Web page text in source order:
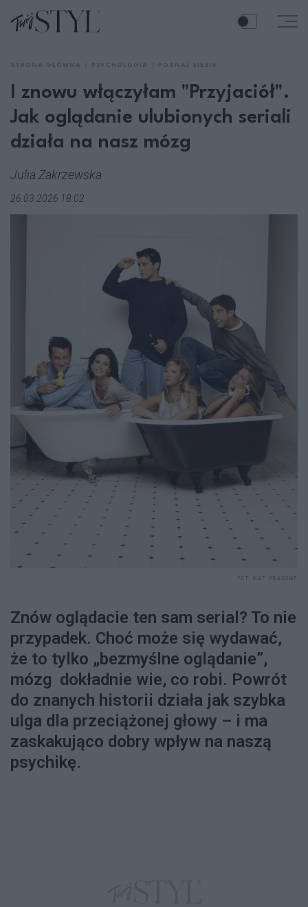
I znowu włączyłam "Przyjaciół".
Jak oglądanie ulubionych seriali
działa na nasz mózg
Julia Zakrzewska
26.03.2026 18:02
Znów oglądacie ten sam serial? To nie
przypadek. Choć może się wydawać,
że to tylko „bezmyślne oglądanie”,
mózg dokładnie wie, co robi. Powrót
do znanych historii działa jak szybka
ulga dla przeciążonej głowy – i ma
zaskakująco dobry wpływ na naszą
psychikę.